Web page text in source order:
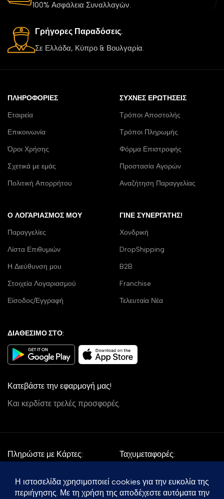
100% Ασφάλεια Συναλλαγών.
Γρήγορες Παραδόσεις.
Σε Ελλάδα, Κύπρο & Βουλγαρία.
ΠΛΗΡΟΦΟΡΊΕΣ
Εταιρεία
Επικοινωνία
Όροι Χρήσης
Σχετικά με εμάς
Πολιτική Απορρήτου
ΣΥΧΝΈΣ ΕΡΩΤΉΣΕΙΣ
Τρόποι Αποστολής
Τρόποι Πληρωμής
Φόρμα Επιστροφής
Προστασία Αγορών
Αναζήτηση Παραγγελίας
Ο ΛΟΓΑΡΙΑΣΜΌΣ ΜΟΥ
Παραγγελίες
Λίστα Επιθυμιών
Η Διεύθυνση μου
Στοιχεία Λογαριασμού
Είσοδος/Εγγραφή
ΓΊΝΕ ΣΥΝΕΡΓΆΤΗΣ!
Χονδρική
DropShipping
B2B
Franchise
Τελευταία Νέα
ΔΙΑΘΕΣΙΜΟ ΣΤΟ:
Κατεβάστε την εφαρμογή μας!
Και κερδίστε τρελές προσφορές.
Πληρώστε με Κάρτες: Ταχυμεταφορές:
Follow Us: